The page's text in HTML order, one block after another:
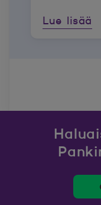
Lue lisää